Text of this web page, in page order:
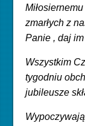
zmarłych z
Panie , daj
Wszystkim
tygodniu
jubileusze